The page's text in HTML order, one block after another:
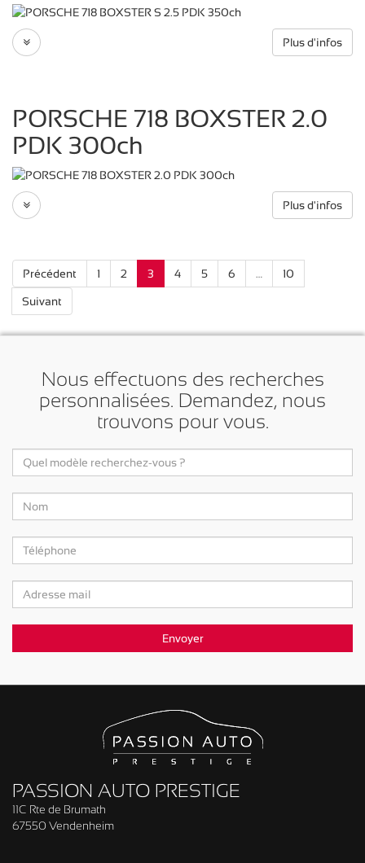
Plus d'infos
PORSCHE 718 BOXSTER 2.0
PDK 300ch
Plus d'infos
Précédent 1 2 3 4 5 6 … 10
Suivant
Nous effectuons des recherches
personnalisées. Demandez, nous
trouvons pour vous.
PASSION AUTO PRESTIGE
11C Rte de Brumath
67550 Vendenheim